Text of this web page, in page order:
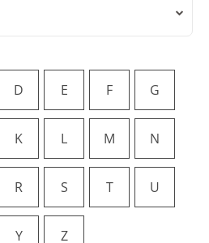
D E F G
K L M N
R S T U
Y Z